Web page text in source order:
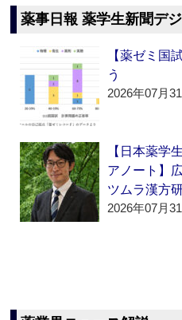
薬事日報 薬学生新聞デ
【薬ゼミ国
う
2026年07月
【日本薬学
アノート】
ツムラ漢方
2026年07月